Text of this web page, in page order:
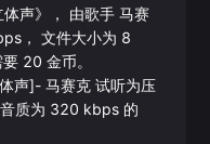
体声》， 由歌手 马赛
， 文件大小为 8
20 金币。
声]- 马赛克 试听为压
质为 320 kbps 的